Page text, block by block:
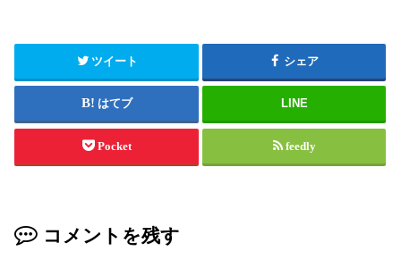
ツイート シェア
はてブ LINE
Pocket feedly
コメントを残す